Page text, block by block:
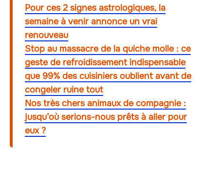
Pour ces 2 signes astrologiques, la
semaine à venir annonce un vrai
renouveau
Stop au massacre de la quiche molle : ce
geste de refroidissement indispensable
que 99% des cuisiniers oublient avant de
congeler ruine tout
Nos très chers animaux de compagnie :
jusqu’où serions-nous prêts à aller pour
eux ?